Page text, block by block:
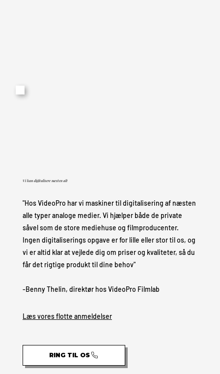
Vi kan digitalisere næsten alt
"Hos VideoPro har vi maskiner til digitalisering af næsten
alle typer analoge medier. Vi hjælper både de private
såvel som de store mediehuse og filmproducenter.
Ingen digitaliserings opgave er for lille eller stor til os, og
vi er altid klar at vejlede dig om priser og kvaliteter, så du
får det rigtige produkt til dine behov"
-Benny Thelin, direktør hos VideoPro Filmlab
Læs vores flotte anmeldelser
RING TIL OS